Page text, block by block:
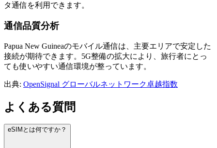
タ通信を利用できます。
通信品質分析
Papua New Guineaのモバイル通信は、主要エリアで安定した
接続が期待できます。5G整備の拡大により、旅行者にとっ
ても使いやすい通信環境が整っています。
出典: OpenSignal グローバルネットワーク卓越指数
よくある質問
eSIMとは何ですか？